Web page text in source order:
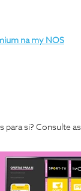
na my NOS
para si? Consulte as